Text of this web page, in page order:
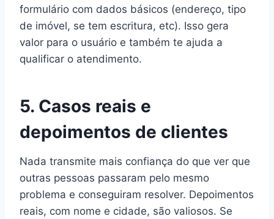
formulário com dados básicos (endereço, tipo
de imóvel, se tem escritura, etc). Isso gera
valor para o usuário e também te ajuda a
qualificar o atendimento.
5. Casos reais e
depoimentos de clientes
Nada transmite mais confiança do que ver que
outras pessoas passaram pelo mesmo
problema e conseguiram resolver. Depoimentos
reais, com nome e cidade, são valiosos. Se